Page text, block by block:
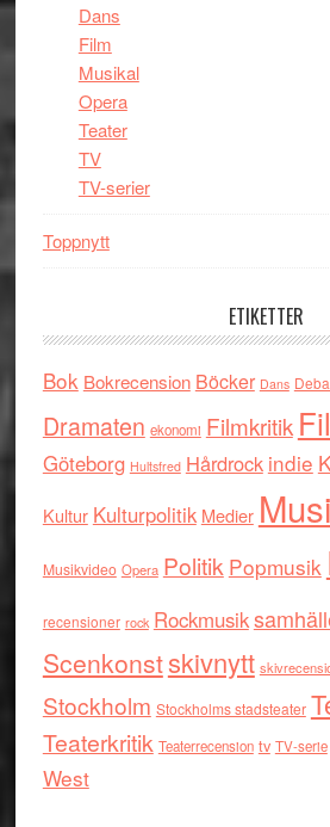
Dans
Film
Musikal
Opera
Teater
TV
TV-serier
Toppnytt
ETIKETTER
Bok Bokrecension Böcker Dans
Dramaten ekonomi Filmkritik
Göteborg Hultsfred Hårdrock indie
Kultur Kulturpolitik Medier
Musikvideo Opera Politik Popmusik
recensioner rock Rockmusik
Scenkonstskivnytt
Stockholm Stockholms stadsteater
Teaterkritik Teaterrecension tv TV-serie
West